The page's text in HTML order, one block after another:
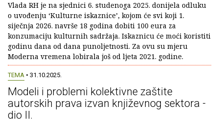
Vlada RH je na sjednici 6. studenoga 2025. donijela odluku
o uvođenju ‘Kulturne iskaznice’, kojom će svi koji 1.
siječnja 2026. navrše 18 godina dobiti 100 eura za
konzumaciju kulturnih sadržaja. Iskaznicu će moći koristiti
godinu dana od dana punoljetnosti. Za ovu su mjeru
Moderna vremena lobirala još od ljeta 2021. godine.
TEMA • 31.10.2025.
Modeli i problemi kolektivne zaštite
autorskih prava izvan književnog sektora -
dio II.